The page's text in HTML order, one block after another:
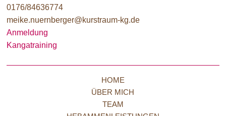
0176/84636774
meike.nuernberger@kurstraum-kg.de
Anmeldung
Kangatraining
HOME
ÜBER MICH
TEAM